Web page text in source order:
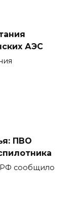
АЭС
ПВО
сообщило